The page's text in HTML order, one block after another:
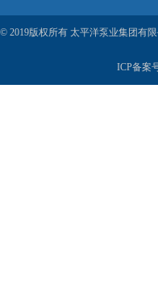
© 2019版权所有 太平洋泵业集团有
ICP备案